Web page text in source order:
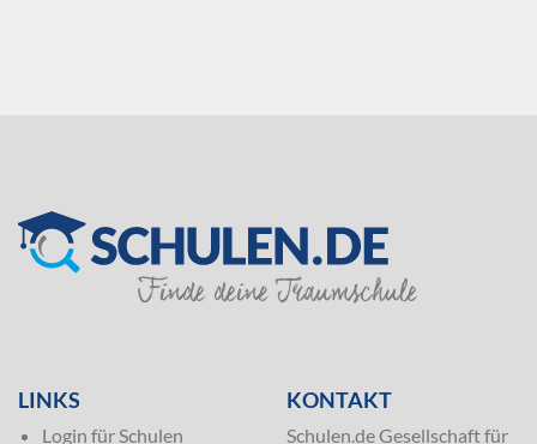
LINKS
Login für Schulen
KONTAKT
Schulen.de Gesellschaft für